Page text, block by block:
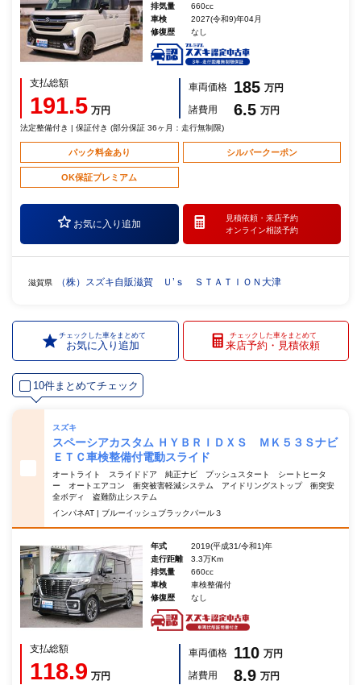
排気量
660cc
車検
2027(令和9)年04月
修復歴
なし
支払総額
191.5 万円
車両価格 185 万円
諸費用
6.5 万円
法定整備付き | 保証付き (部分保証 36ヶ月：走行無制限)
パック料金あり シルバークーポン
OK保証プレミアム
お気に入り追加
見積依頼・ 来店予約
オンライン相談予約
滋賀県 （株）スズキ自販滋賀 Ｕ’ｓ ＳＴＡＴＩＯＮ大津
チェックした車をまとめて
お気に入り追加
チェックした車をまとめて
来店予約・見積依頼
10件まとめてチェック
スズキ
スペーシアカスタム ＨＹＢＲＩＤＸＳ ＭＫ５３Ｓナビ
ＥＴＣ車検整備付電動スライド
オートライト スライドドア 純正ナビ プッシュスタート シートヒータ
ー オートエアコン 衝突被害軽減システム アイドリングストップ 衝突安
全ボディ 盗難防止システム
インパネAT | ブルーイッシュブラックパール３
年式
2019(平成31/令和1)年
走行距離
3.3万Km
排気量
660cc
車検
車検整備付
修復歴
なし
支払総額
118.9 万円
車両価格 110 万円
諸費用
8.9 万円